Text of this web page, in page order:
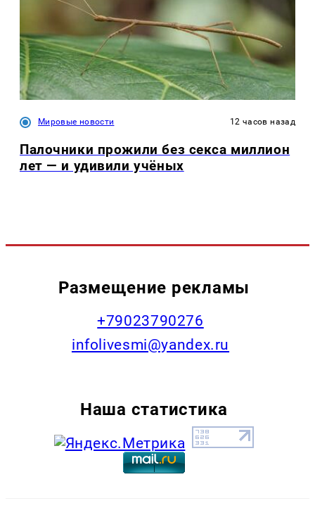
Мировые новости 12 часов назад
Палочники прожили без секса миллион
лет — и удивили учёных
Размещение рекламы
+79023790276
infolivesmi@yandex.ru
Наша статистика